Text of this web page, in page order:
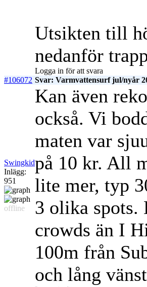
Utsikten till
nedanför
Logga in för att svara
#106072 Svar: Varmvattensurf jul/nyår
Swingkid
Inlägg:
951
offline
Kan även
också. Vi
maten var
på 10 kr. All
lite mer, typ
3 olika
crowds än I
100m från
och lång